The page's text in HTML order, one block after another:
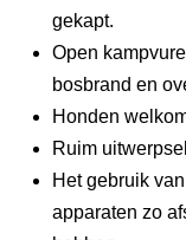
gekapt.
Open
bosbrand en
Honden
Ruim
Het gebruik
apparaten zo